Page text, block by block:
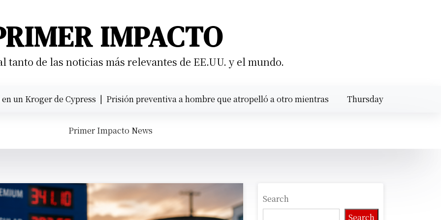
IMPACTO
tanto de las noticias más relevantes de EE.UU. y el mundo.
de Cypress |Prisión preventiva a hombre que atropelló a otro mientras calibraba un motor en Santiago |
Thursday
Primer Impacto News
Search
Search